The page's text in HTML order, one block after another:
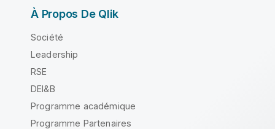
À Propos De Qlik
Société
Leadership
RSE
DEI&B
Programme académique
Programme Partenaires